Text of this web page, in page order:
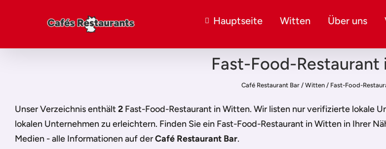
Hauptseite Witten Über uns
Fast-Food-Restaurant
Café Restaurant Bar / Witten / Fast-Food-
Unser Verzeichnis enthält2 Fast-Food-Restaurant in Witten. Wir listen nur verifizierte lokale
lokalen Unternehmen zu erleichtern. Finden Sie ein Fast-Food-Restaurant in Witten in Ihrer
Medien - alle Informationen auf derCafé Restaurant Bar.